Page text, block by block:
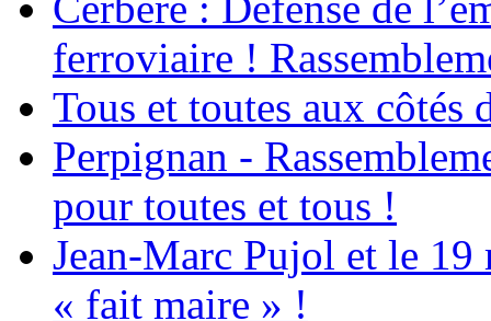
ferroviaire !
Tous et toutes aux côtés
Perpignan -
pour toutes et tous !
Jean-Marc Pujol et le
« fait maire » !